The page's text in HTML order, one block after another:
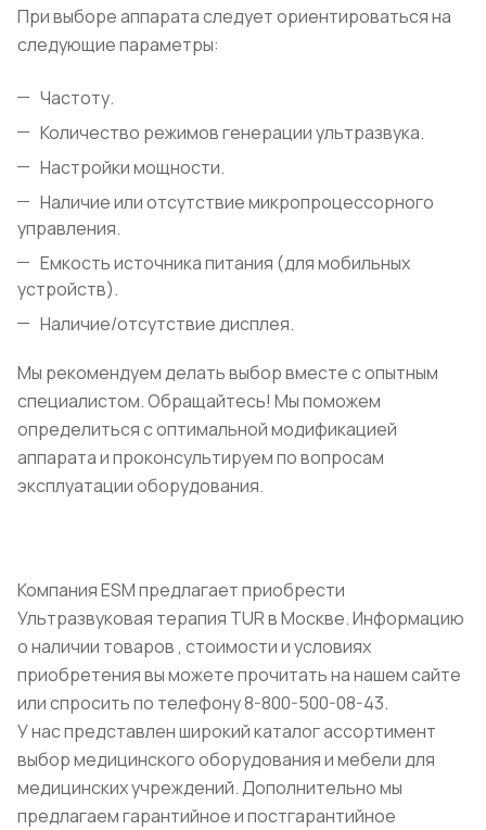
При выборе аппарата следует ориентироваться на
следующие параметры:
Частоту.
Количество режимов генерации ультразвука.
Настройки мощности.
Наличие или отсутствие микропроцессорного
управления.
Емкость источника питания (для мобильных
устройств).
Наличие/отсутствие дисплея.
Мы рекомендуем делать выбор вместе с опытным
специалистом. Обращайтесь! Мы поможем
определиться с оптимальной модификацией
аппарата и проконсультируем по вопросам
эксплуатации оборудования.
Компания ESM предлагает приобрести
Ультразвуковая терапия TUR в Москве. Информацию
о наличии товаров , стоимости и условиях
приобретения вы можете прочитать на нашем сайте
или спросить по телефону 8-800-500-08-43.
У нас представлен широкий каталог ассортимент
выбор медицинского оборудования и мебели для
медицинских учреждений. Дополнительно мы
предлагаем гарантийное и постгарантийное